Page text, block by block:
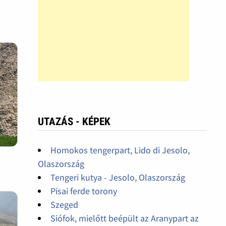
UTAZÁS - KÉPEK
Homokos tengerpart, Lido di Jesolo,
Olaszország
Tengeri kutya - Jesolo, Olaszország
Pisai ferde torony
Szeged
Siófok, mielőtt beépült az Aranypart az